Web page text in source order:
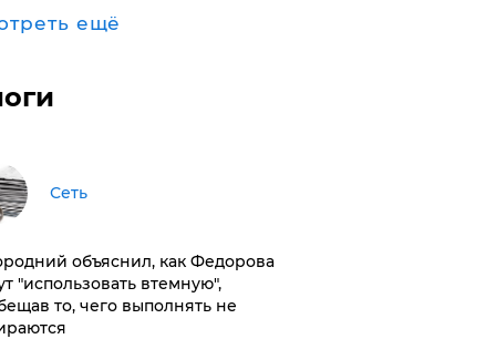
ещё
Сеть
объяснил, как Федорова
"использовать втемную",
то, чего выполнять не